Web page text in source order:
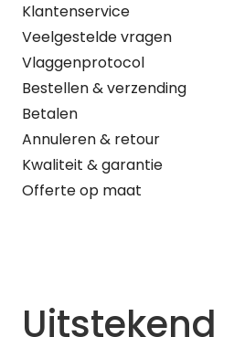
Klantenservice
Veelgestelde vragen
Vlaggenprotocol
Bestellen & verzending
Betalen
Annuleren & retour
Kwaliteit & garantie
Offerte op maat
Uitstekend